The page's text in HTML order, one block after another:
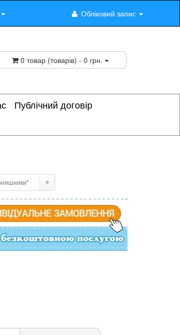
Обліковий запис
0 товар (товарів) - 0 грн.
Публічний договір